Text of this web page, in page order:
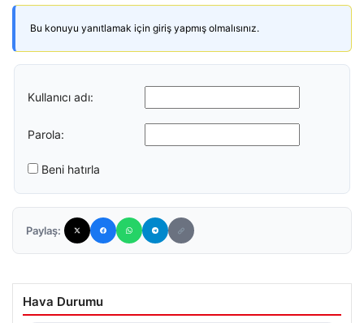
Bu konuyu yanıtlamak için giriş yapmış olmalısınız.
Kullanıcı adı:
Parola:
Beni hatırla
Paylaş:
Hava Durumu